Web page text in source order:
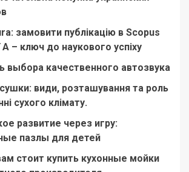
замовити публікацію в Scopus
А – ключ до наукового успіху
выбора качественного автозвука
види, розташування та роль
сухого клімату.
развитие через игру:
пазлы для детей
стоит купить кухонные мойки